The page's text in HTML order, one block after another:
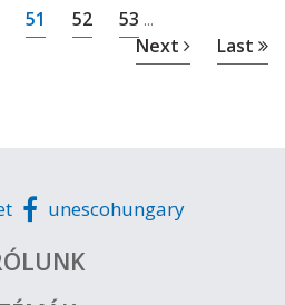
51 52 53 ...
Next Last
unescohungary